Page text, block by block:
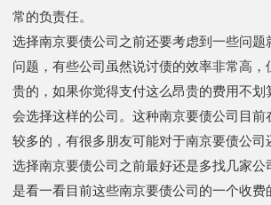
常的负责任。
选择南京要债公司之前还要考虑到一些问题
问题，有些公司虽然说讨债的效率非常高，
贵的，如果你觉得支付这么昂贵的费用不划
会选择这样的公司。这种南京要债公司目前
较多的，有很多朋友可能对于南京要债公司
选择南京要债公司之前最好还是多找几家公
是看一看目前这些南京要债公司的一个收费